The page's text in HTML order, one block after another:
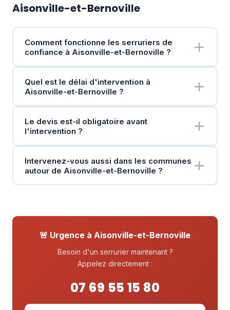
Aisonville-et-Bernoville
Comment fonctionne les serruriers de
confiance à Aisonville-et-Bernoville ?
Quel est le délai d'intervention à
Aisonville-et-Bernoville ?
Le devis est-il obligatoire avant
l'intervention ?
Intervenez-vous aussi dans les communes
autour de Aisonville-et-Bernoville ?
🚨 Urgence à Aisonville-et-Bernoville
Besoin d'un serrurier maintenant ?
Appelez directement :
07 69 55 15 80